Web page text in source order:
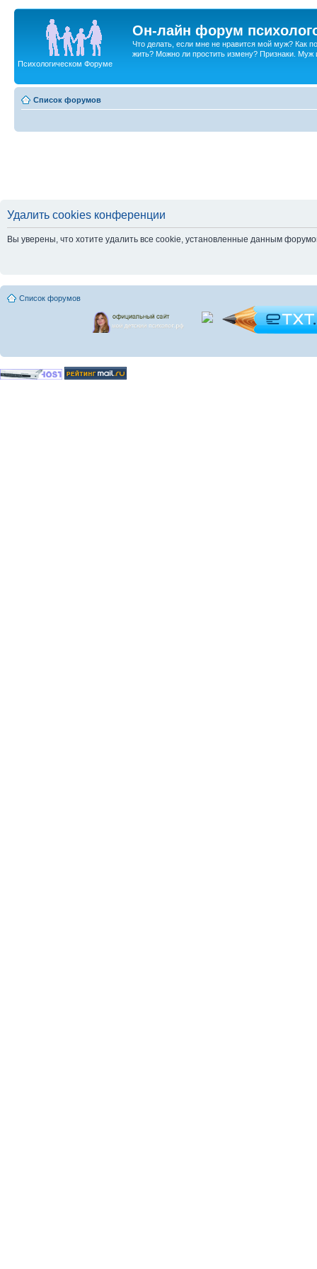
Он-лайн форум
Что делать, если мне не нравится мой муж? Как
жить? Можно ли простить измену? Признаки. Муж
Психологическом Форуме
Список форумов
Удалить cookies конференции
Вы уверены, что хотите удалить все cookie, установленные данным
Список форумов